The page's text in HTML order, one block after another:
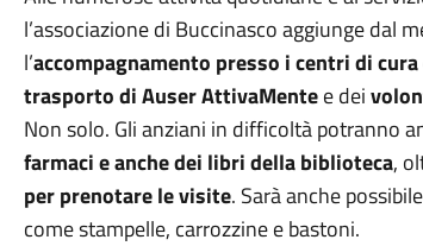
l’associazione di Buccinasco aggiunge dal
l’accompagnamento presso i centri di
trasporto di Auser AttivaMentee dei
Non solo. Gli anziani in difficoltà potranno
farmaci e anche dei libri della biblioteca,
per prenotare le visite. Sarà anche
come stampelle, carrozzine e bastoni.